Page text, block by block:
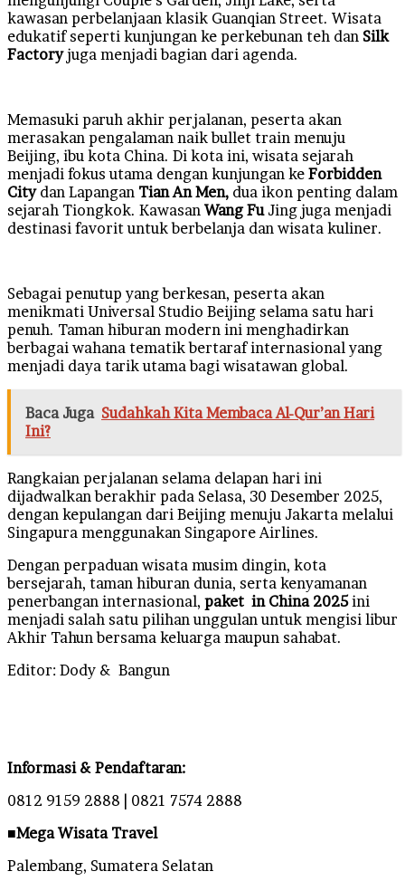
kawasan perbelanjaan klasik Guanqian Street. Wisata
edukatif seperti kunjungan ke perkebunan teh dan Silk
Factoryjuga menjadi bagian dari agenda.
Memasuki paruh akhir perjalanan, peserta akan
merasakan pengalaman naik bullet train menuju
Beijing, ibu kota China. Di kota ini, wisata sejarah
menjadi fokus utama dengan kunjungan ke Forbidden
Citydan Lapangan Tian An Men, dua ikon penting dalam
sejarah Tiongkok. Kawasan Wang FuJing juga menjadi
destinasi favorit untuk berbelanja dan wisata kuliner.
Sebagai penutup yang berkesan, peserta akan
menikmati Universal Studio Beijing selama satu hari
penuh. Taman hiburan modern ini menghadirkan
berbagai wahana tematik bertaraf internasional yang
menjadi daya tarik utama bagi wisatawan global.
Baca Juga Sudahkah Kita Membaca Al-Qur’an Hari
Ini?
Rangkaian perjalanan selama delapan hari ini
dijadwalkan berakhir pada Selasa, 30 Desember 2025,
dengan kepulangan dari Beijing menuju Jakarta melalui
Singapura menggunakan Singapore Airlines.
Dengan perpaduan wisata musim dingin, kota
bersejarah, taman hiburan dunia, serta kenyamanan
penerbangan internasional, paket in China 2025ini
menjadi salah satu pilihan unggulan untuk mengisi libur
Akhir Tahun bersama keluarga maupun sahabat.
Editor: Dody & Bangun
Informasi & Pendaftaran:
0812 9159 2888 | 0821 7574 2888
■Mega Wisata Travel
Palembang, Sumatera Selatan